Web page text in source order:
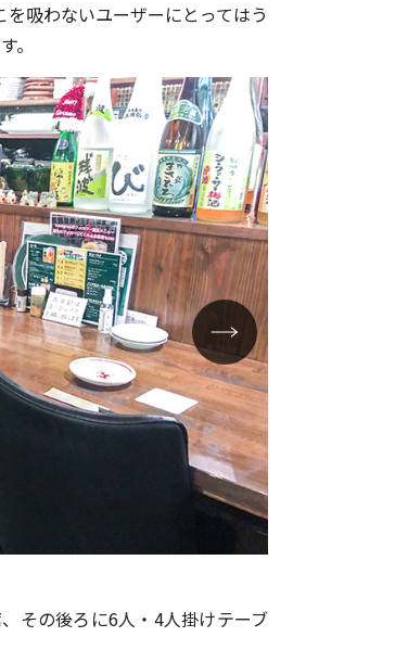
吸わないユーザーにとってはう
。
その後ろに6人・4人掛けテーブ